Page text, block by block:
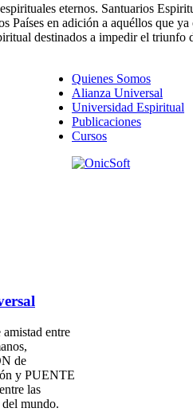
eternos. Santuarios
Países en adición a aquéllos que
destinados a impedir el triunfo
entre
de
y PUENTE
las
mundo.
Quienes Somos
Alianza Universal
Universidad Espiritual
Publicaciones
Cursos